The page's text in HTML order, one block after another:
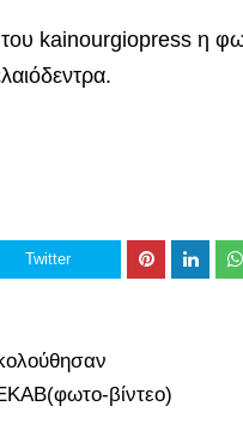
kainourgiopress η
Twitter
βίντεο)